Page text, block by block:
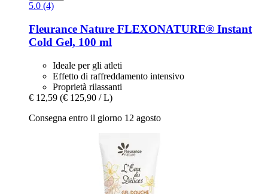
5.0 (4)
Fleurance Nature FLEXONATURE® Instant
Cold Gel, 100 ml
Ideale per gli atleti
Effetto di raffreddamento intensivo
Proprietà rilassanti
€ 12,59 (€ 125,90 / L)
Consegna entro il giorno 12 agosto